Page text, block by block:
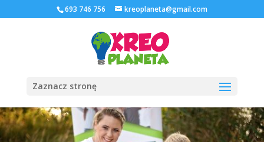
693 746 756 kreoplaneta@gmail.com
Zaznacz stronę